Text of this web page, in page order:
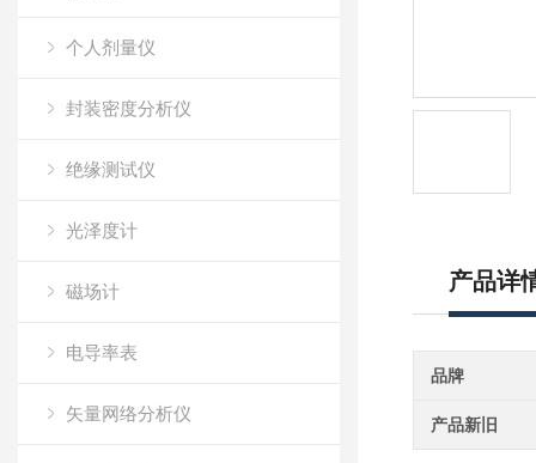
个人剂量仪
封装密度分析仪
绝缘测试仪
光泽度计
磁场计
电导率表
矢量网络分析仪
产品详
品牌
产品新旧